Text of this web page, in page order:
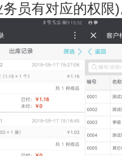
员有对应的权限)